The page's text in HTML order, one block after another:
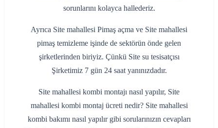
sorunlarını kolayca hallederiz.
Ayrıca Site mahallesi Pimaş açma ve Site mahallesi
pimaş temizleme işinde de sektörün önde gelen
şirketlerinden biriyiz. Çünkü Site su tesisatçısı
Şirketimiz 7 gün 24 saat yanınızdadır.
Site mahallesi kombi montajı nasıl yapılır, Site
mahallesi kombi montaj ücreti nedir? Site mahallesi
kombi bakımı nasıl yapılır gibi sorularınızın cevapları